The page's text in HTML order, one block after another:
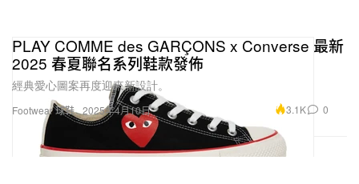
Footwear 球鞋
PLAY COMME des GARÇONS x Converse 最新
2025 春夏聯名系列鞋款發佈
經典愛心圖案再度迎來新設計。
2025年4月10日 3.1K 0